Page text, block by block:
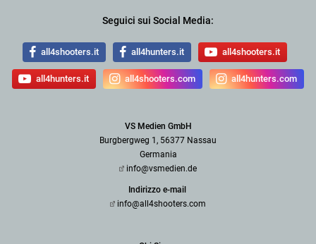
Seguici sui Social Media:
all4shooters.it all4hunters.it all4shooters.it
all4hunters.it all4shooters.com all4hunters.com
VS Medien GmbH
Burgbergweg 1, 56377 Nassau
Germania
info@vsmedien.de
Indirizzo e-mail
info@all4shooters.com